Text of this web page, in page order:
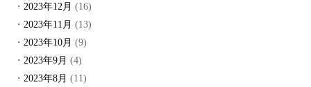
2023年12月 (16)
2023年11月 (13)
2023年10月 (9)
2023年9月 (4)
2023年8月 (11)